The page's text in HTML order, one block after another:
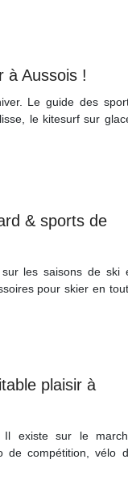
à Aussois !
Le guide des
le kitesurf sur
& sports de
sur les saisons de ski
pour skier en
plaisir à
Il existe sur le
de compétition, vélo